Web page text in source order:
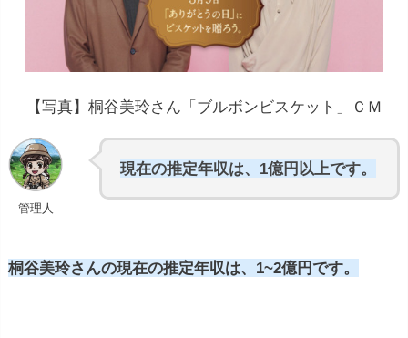
【写真】桐谷美玲さん「ブルボンビスケット」ＣＭ
管理人
現在の推定年収は、1億円以上です。
桐谷美玲さんの現在の推定年収は、1~2億円です。